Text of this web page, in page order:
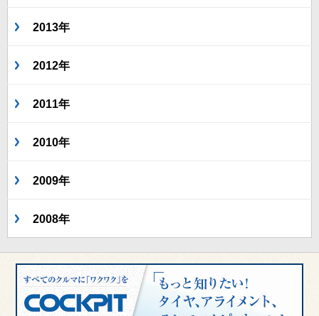
2013年
2012年
2011年
2010年
2009年
2008年